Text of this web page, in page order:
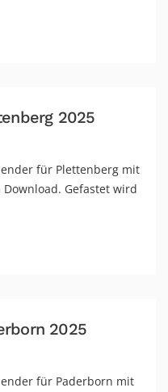
2025
für Plettenberg mit
Gefastet wird
2025
für Paderborn mit